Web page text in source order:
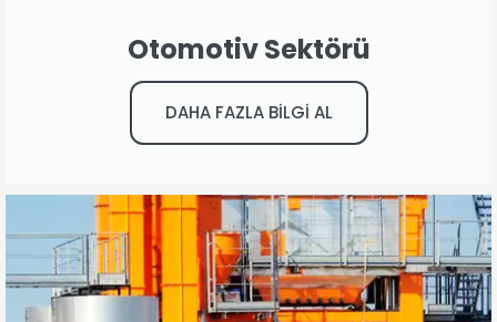
Otomotiv Sektörü
DAHA FAZLA BİLGİ AL